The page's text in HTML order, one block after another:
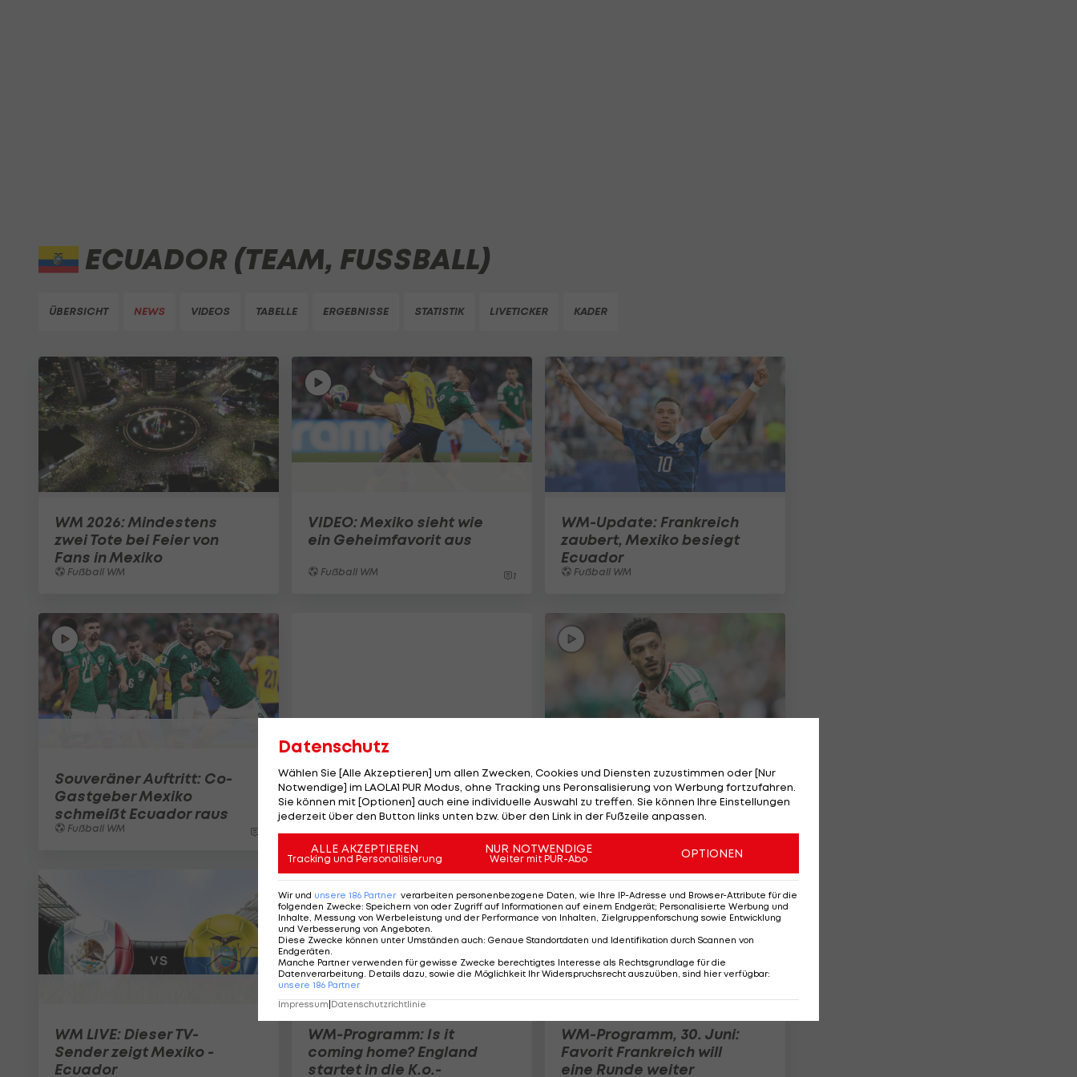
ECUADOR (TEAM, FUSSBALL)
ÜBERSICHT NEWS VIDEOS TABELLE ERGEBNISSE STATISTIK LIVETICKER KADER
WM 2026: Mindestens
zwei Tote bei Feier von
Fans in Mexiko
Fußball WM
VIDEO: Mexiko sieht wie
ein Geheimfavorit aus
Fußball WM 1
WM-Update: Frankreich
zaubert, Mexiko besiegt
Ecuador
Fußball WM
Souveräner Auftritt: Co-
Gastgeber Mexiko
schmeißt Ecuador raus
Fußball WM
Mexiko setzt Lauf
gegen Ecuador fort: Die
Statistiken zum Spiel
WM LIVE: Dieser TV-
Sender zeigt Mexiko -
Ecuador
WM-Programm: Is it
coming home? England
startet in die K.o.-
WM-Programm, 30. Juni:
Favorit Frankreich will
eine Runde weiter
Datenschutz
Wählen Sie [Alle Akzeptieren] um allen Zwecken, Cookies und Diensten zuzustimmen oder [Nur
Notwendige] im LAOLA1 PUR Modus, ohne Tracking uns Peronsalisierung von Werbung fortzufahren.
Sie können mit [Optionen] auch eine individuelle Auswahl zu treffen. Sie können Ihre Einstellungen
jederzeit über den Button links unten bzw. über den Link in der Fußzeile anpassen.
ALLE AKZEPTIEREN
Tracking und Personalisierung
NUR NOTWENDIGE
Weiter mit PUR-Abo OPTIONEN
Wir und unsere 186 Partner verarbeiten personenbezogene Daten, wie Ihre IP-Adresse und Browser-Attribute für die
folgenden Zwecke: Speichern von oder Zugriff auf Informationen auf einem Endgerät; Personalisierte Werbung und
Inhalte, Messung von Werbeleistung und der Performance von Inhalten, Zielgruppenforschung sowie Entwicklung
und Verbesserung von Angeboten.
Diese Zwecke können unter Umständen auch: Genaue Standortdaten und Identifikation durch Scannen von
Endgeräten.
Manche Partner verwenden für gewisse Zwecke berechtigtes Interesse als Rechtsgrundlage für die
Datenverarbeitung. Details dazu, sowie die Möglichkeit Ihr Widerspruchsrecht auszuüben, sind hier verfügbar:
unsere 186 Partner
Impressum Datenschutzrichtlinie